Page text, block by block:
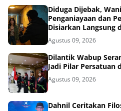
Diduga Dijebak,
Penganiayaan dan
Disiarkan Langsung
Agustus 09, 2026
Dilantik Wabup
Jadi Pilar Persatuan
Agustus 09, 2026
Dahnil Ceritakan